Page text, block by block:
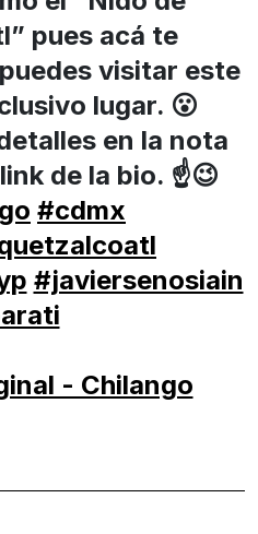
pues acá te
visitar este
lugar. 😮
en la nota
de la bio. ☝️😉
#cdmx
#javiersenosiain
- Chilango